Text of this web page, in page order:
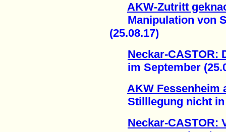
AKW-Zutritt
Manipulation von
(25.08.17)
Neckar-CASTOR:
im September
AKW Fessenheim
Stilllegung nicht in
Neckar-CASTOR: